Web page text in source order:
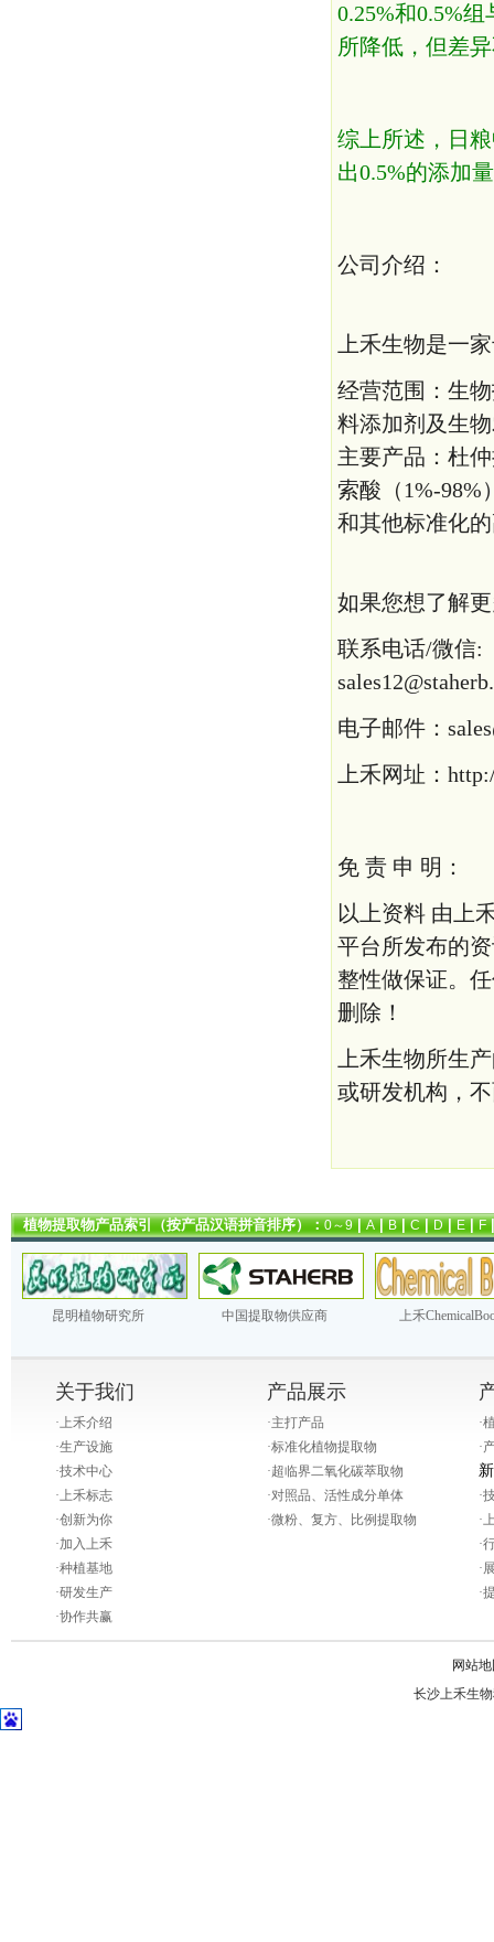
0.25%和0.5%
所降低，但差
综上所述，日
出0.5%的添加
公司介绍：
上禾生物是一
经营范围：生
料添加剂及生
主要产品：杜
索酸（1%-98%
和其他标准化
如果您想了解
联系电话/微信:
电子邮件：
上禾网址：
免 责 申 明：
以上资料 由上
平台所发布的
整性做保证。
删除！
上禾生物所生
或研发机构，
植物提取物产品索引（按产品汉语拼音排序）：0～9|A|B|C|D|E|F
昆明植物研究所 中国提取物供应商 上禾
关于我们
·上禾介绍
·生产设施
·技术中心
·上禾标志
·创新为你
·加入上禾
·种植基地
·研发生产
·协作共赢
产品展示
·主打产品
·标准化植物提取物
·超临界二氧化碳萃取物
·对照品、活性成分单体
·微粉、复方、比例提取物
·
·
·
·
·
·
·
网站
长沙上禾生物